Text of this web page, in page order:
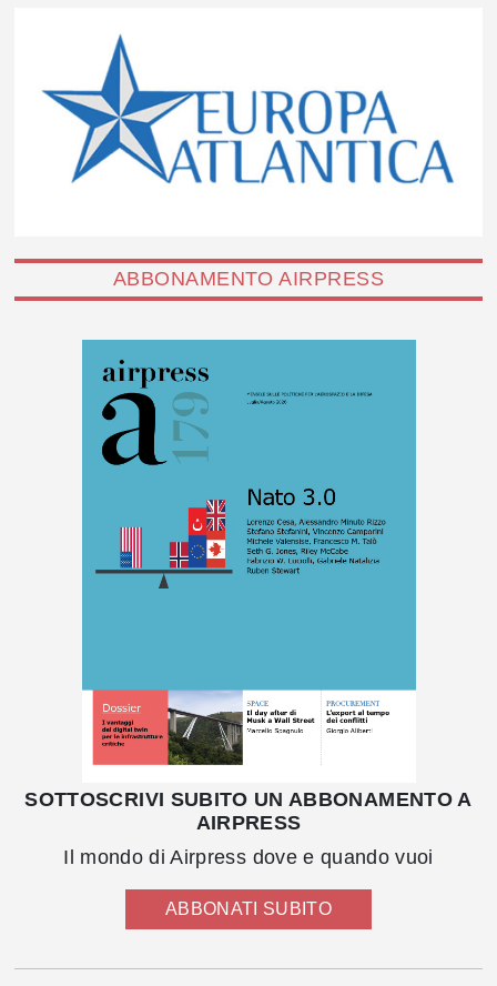
ABBONAMENTO AIRPRESS
SOTTOSCRIVI SUBITO UN ABBONAMENTO A
AIRPRESS
Il mondo di Airpress dove e quando vuoi
ABBONATI SUBITO